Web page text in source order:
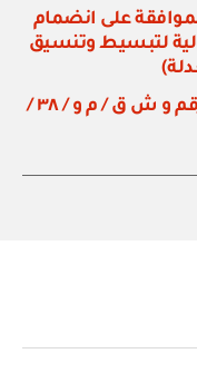
سلطاني رقم ٦٠ / ٢٠١٤ بالموافقة على انضمام
لتبسيط وتنسيق
وزارة الشؤون القانونية: فتوى رقم و ش ق / م و / ٣٨ /